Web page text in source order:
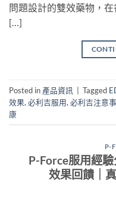
問題設計的雙效藥物，
[…]
Posted in 產品資訊 Tagged
效果, 必利吉服用, 必利吉注意
康
P-
P-Force服用經
效果回饋｜